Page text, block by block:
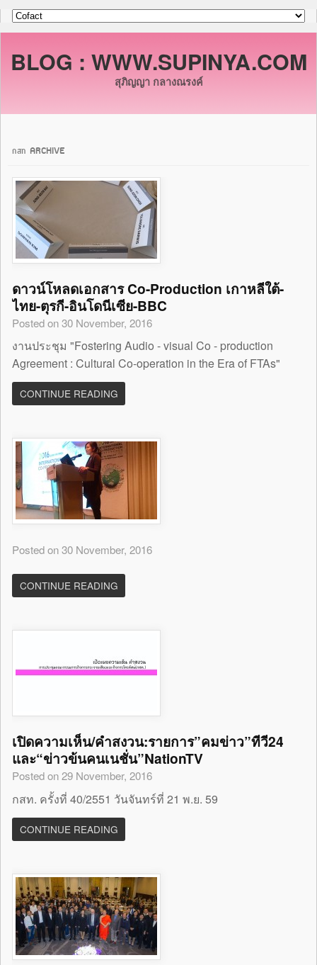
BLOG : WWW.SUPINYA.COM
สุภิญญา กลางณรงค์
กสท ARCHIVE
ดาวน์โหลดเอกสาร Co-Production เกาหลีใต้-
ไทย-ตุรกี-อินโดนีเซีย-BBC
Posted on 30 November, 2016
งานประชุม "Fostering Audio - visual Co - production
Agreement : Cultural Co-operation in the Era of FTAs"
CONTINUE READING
Posted on 30 November, 2016
CONTINUE READING
เปิดความเห็น/คำสงวน:รายการ”คมข่าว”ทีวี24
และ“ข่าวข้นคนเนชั่น”NationTV
Posted on 29 November, 2016
กสท. ครั้งที่ 40/2551 วันจันทร์ที่ 21 พ.ย. 59
CONTINUE READING